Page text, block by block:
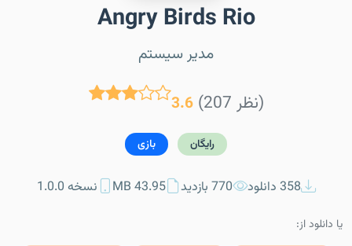
Angry Birds Rio
مدیر سیستم
3.6 (207 نظر)
رایگان بازی
358 دانلود 770 بازدید 43.95 MB نسخه 1.0.0
یا دانلود از: